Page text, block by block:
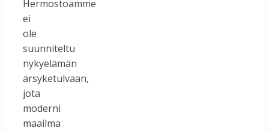
Hermostoamme
ei
ole
suunniteltu
nykyelämän
ärsyketulvaan,
jota
moderni
maailma